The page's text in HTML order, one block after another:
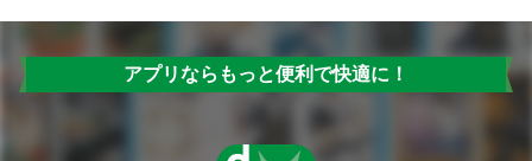
アプリならもっと便利で快適に！